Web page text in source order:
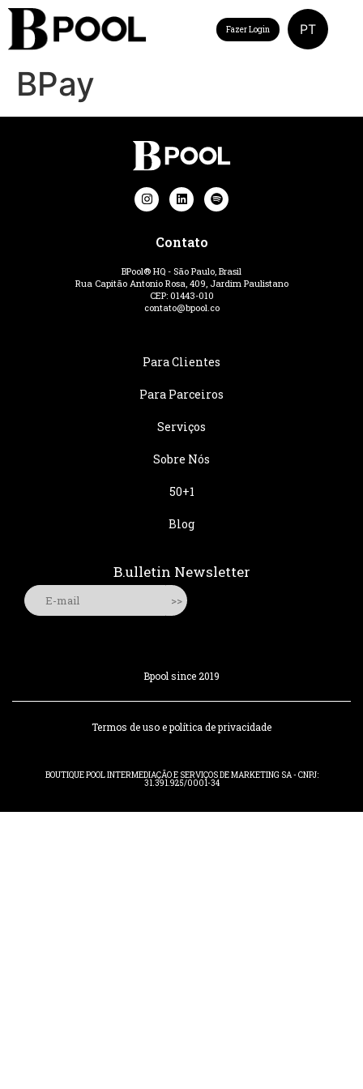
Fazer Login PT
BPay
Contato
BPool® HQ - São Paulo, Brasil
Rua Capitão Antonio Rosa, 409, Jardim Paulistano
CEP: 01443-010
contato@bpool.co
Para Clientes
Para Parceiros
Serviços
Sobre Nós
50+1
Blog
B.ulletin Newsletter
Bpool since 2019
Termos de uso e política de privacidade
BOUTIQUE POOL INTERMEDIAÇÃO E SERVIÇOS DE MARKETING SA - CNPJ:
31.391.925/0001-34